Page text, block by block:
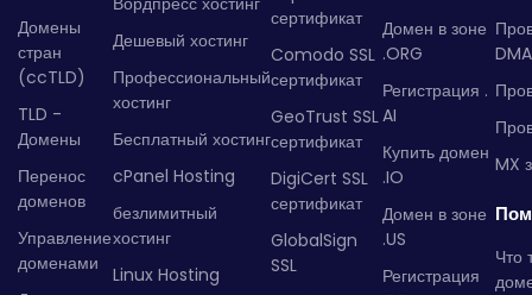
Домены
стран
(ccTLD)
TLD -
Домены
Перенос
доменов
Управление
доменами
Дешевый хостинг
Профессиональный
хостинг
Бесплатный хостинг
cPanel Hosting
безлимитный
хостинг
Linux Hosting
сертификат
Comodo SSL
сертификат
GeoTrust SSL
сертификат
DigiCert SSL
сертификат
GlobalSign
SSL
Домен в зоне
.ORG
Регистрация .
AI
Купить домен
.IO
Домен в зоне
.US
Регистрация
MX
Что